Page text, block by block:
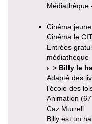
Médiathèque
Cinéma
Cinéma le
Entrées
médiathèque
> Billy le
Adapté des
l’école des
Animation
Caz Murrell
Billy est un